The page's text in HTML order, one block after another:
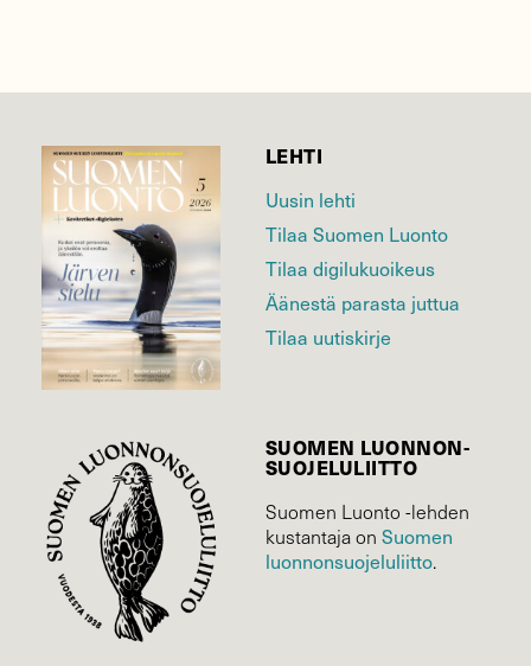
LEHTI
Uusin lehti
Tilaa Suomen Luonto
Tilaa digilukuoikeus
Äänestä parasta juttua
Tilaa uutiskirje
SUOMEN LUONNON­
SUOJELU­LIITTO
Suomen Luonto -lehden
kustantaja on Suomen
luonnonsuojelu­liitto.